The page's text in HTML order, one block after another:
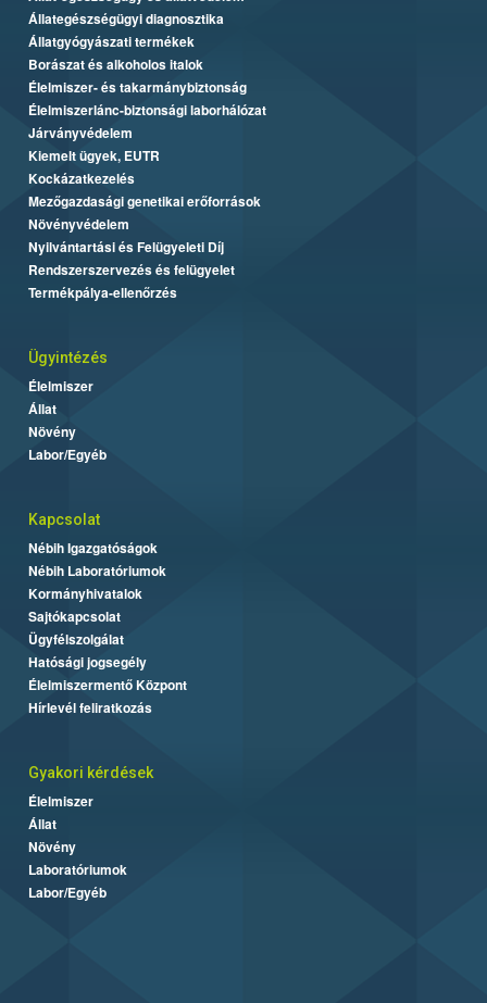
Állategészségügyi diagnosztika
Állatgyógyászati termékek
Borászat és alkoholos italok
Élelmiszer- és takarmánybiztonság
Élelmiszerlánc-biztonsági laborhálózat
Járványvédelem
Kiemelt ügyek, EUTR
Kockázatkezelés
Mezőgazdasági genetikai erőforrások
Növényvédelem
Nyilvántartási és Felügyeleti Díj
Rendszerszervezés és felügyelet
Termékpálya-ellenőrzés
Ügyintézés
Élelmiszer
Állat
Növény
Labor/Egyéb
Kapcsolat
Nébih Igazgatóságok
Nébih Laboratóriumok
Kormányhivatalok
Sajtókapcsolat
Ügyfélszolgálat
Hatósági jogsegély
Élelmiszermentő Központ
Hírlevél feliratkozás
Gyakori kérdések
Élelmiszer
Állat
Növény
Laboratóriumok
Labor/Egyéb